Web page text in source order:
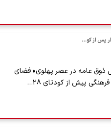
پس از کو…
ذوق عامه در عصر پهلوی» فضای
پیش از کودتای 28…